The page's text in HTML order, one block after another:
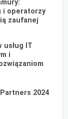
i operatorzy
zaufanej
IT
i
2024